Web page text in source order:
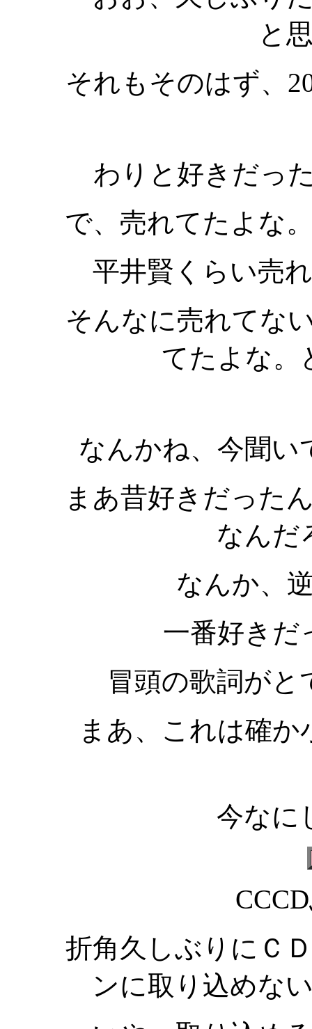
と
それもそのはず、
わりと好きだっ
で、売れてたよな
平井賢くらい売
そんなに売れてな
てたよな。
なんかね、今聞い
まあ昔好きだった
なんだ
なんか、
一番好きだ
冒頭の歌詞がと
まあ、これは確
今なに
折角久しぶりにＣ
ンに取り込めな